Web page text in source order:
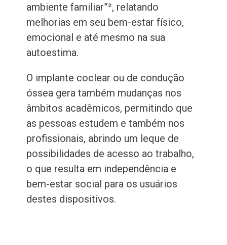
ambiente familiar”², relatando
melhorias em seu bem-estar físico,
emocional e até mesmo na sua
autoestima.
O implante coclear ou de condução
óssea gera também mudanças nos
âmbitos acadêmicos, permitindo que
as pessoas estudem e também nos
profissionais, abrindo um leque de
possibilidades de acesso ao trabalho,
o que resulta em independência e
bem-estar social para os usuários
destes dispositivos.